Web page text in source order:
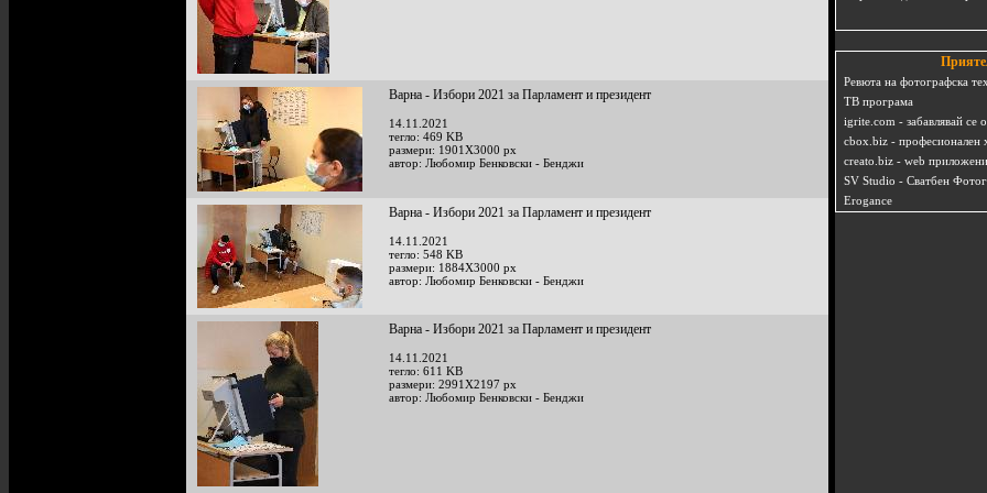
Варна - Избори 2021 за Парламент и президент
14.11.2021
тегло: 469 KB
размери: 1901X3000 px
автор: Любомир Бенковски - Бенджи
Варна - Избори 2021 за Парламент и президент
14.11.2021
тегло: 548 KB
размери: 1884X3000 px
автор: Любомир Бенковски - Бенджи
Варна - Избори 2021 за Парламент и президент
14.11.2021
тегло: 611 KB
размери: 2991X2197 px
автор: Любомир Бенковски - Бенджи
Ревюта на фотографска
ТВ програма
igrite.com - забавлявай се
cbox.biz - професионален
creato.biz - web
SV Studio - Сватбен
Erogance